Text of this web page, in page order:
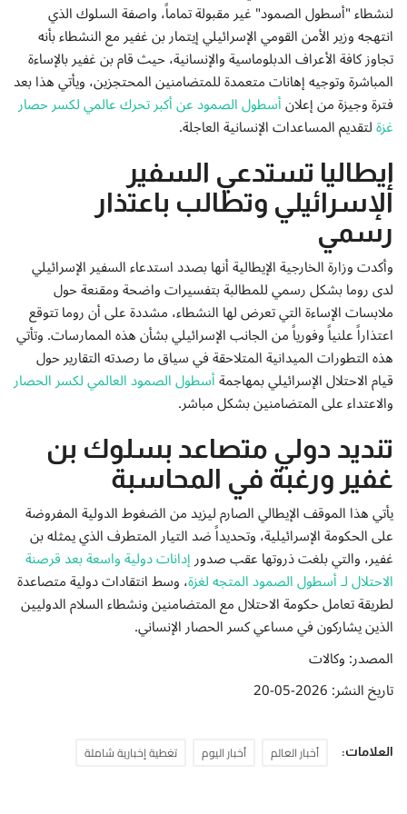
لنشطاء "أسطول الصمود" غير مقبولة تماماً، واصفة السلوك الذي
انتهجه وزير الأمن القومي الإسرائيلي إيتمار بن غفير مع النشطاء بأنه
تجاوز كافة الأعراف الدبلوماسية والإنسانية، حيث قام بن غفير بالإساءة
المباشرة وتوجيه إهانات متعمدة للمتضامنين المحتجزين، ويأتي هذا بعد
فترة وجيزة من إعلانأسطول الصمود عن أكبر تحرك عالمي لكسر حصار
غزةلتقديم المساعدات الإنسانية العاجلة.
إيطاليا تستدعي السفير
الإسرائيلي وتطالب باعتذار
رسمي
وأكدت وزارة الخارجية الإيطالية أنها بصدد استدعاء السفير الإسرائيلي
لدى روما بشكل رسمي للمطالبة بتفسيرات واضحة ومقنعة حول
ملابسات الإساءة التي تعرض لها النشطاء، مشددة على أن روما تتوقع
اعتذاراً علنياً وفورياً من الجانب الإسرائيلي بشأن هذه الممارسات. وتأتي
هذه التطورات الميدانية المتلاحقة في سياق ما رصدته التقارير حول
قيام الاحتلال الإسرائيلي بمهاجمةأسطول الصمود العالمي لكسر الحصار
والاعتداء على المتضامنين بشكل مباشر.
تنديد دولي متصاعد بسلوك بن
غفير ورغبة في المحاسبة
يأتي هذا الموقف الإيطالي الصارم ليزيد من الضغوط الدولية المفروضة
على الحكومة الإسرائيلية، وتحديداً ضد التيار المتطرف الذي يمثله بن
غفير، والتي بلغت ذروتها عقب صدورإدانات دولية واسعة بعد قرصنة
الاحتلال لـ أسطول الصمود المتجه لغزة، وسط انتقادات دولية متصاعدة
لطريقة تعامل حكومة الاحتلال مع المتضامنين ونشطاء السلام الدوليين
الذين يشاركون في مساعي كسر الحصار الإنساني.
المصدر: وكالات
تاريخ النشر: 2026-05-20
العلامات: أخبار العالم أخبار اليوم تغطية إخبارية شاملة